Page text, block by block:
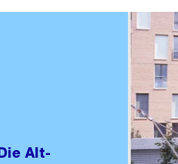
Alt-